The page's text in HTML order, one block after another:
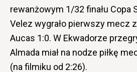
rewanżowym 1/32 finału Copa
Velez wygrało pierwszy mecz
Aucas 1:0. W Ekwadorze
Almada miał na nodze piłkę
(na filmiku od 2:26).